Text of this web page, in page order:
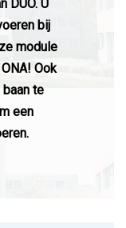
DUO. U
bij
module
Ook
te
een